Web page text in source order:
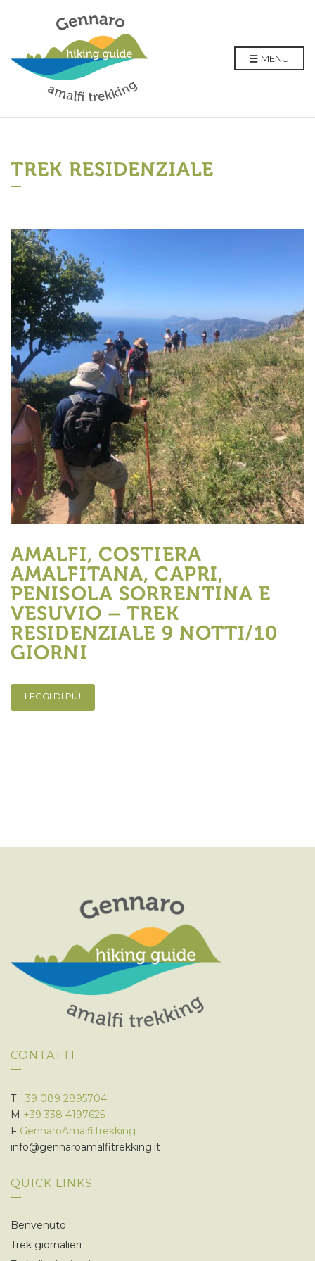
MENU
TREK RESIDENZIALE
AMALFI, COSTIERA
AMALFITANA, CAPRI,
PENISOLA SORRENTINA E
VESUVIO – TREK
RESIDENZIALE 9 NOTTI/10
GIORNI
LEGGI DI PIÙ
CONTATTI
T +39 089 2895704
M +39 338 4197625
F GennaroAmalfiTrekking
info@gennaroamalfitrekking.it
QUICK LINKS
Benvenuto
Trek giornalieri